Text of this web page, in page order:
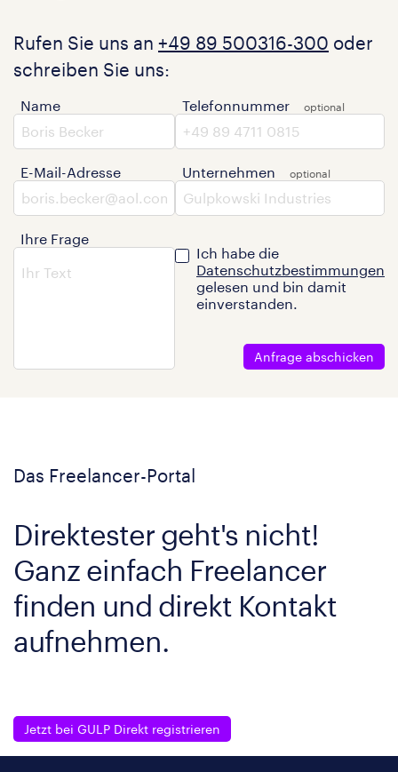
Rufen Sie uns an +49 89 500316-300 oder
schreiben Sie uns:
Name
E-Mail-Adresse
Ihre Frage
Telefonnummer
Unternehmen
Ich habe die
Datenschutzbestimmungen
gelesen und bin damit
einverstanden.
Anfrage abschicken
Das Freelancer-Portal
Direktester geht's nicht!
Ganz einfach Freelancer
finden und direkt Kontakt
aufnehmen.
Jetzt bei GULP Direkt registrieren